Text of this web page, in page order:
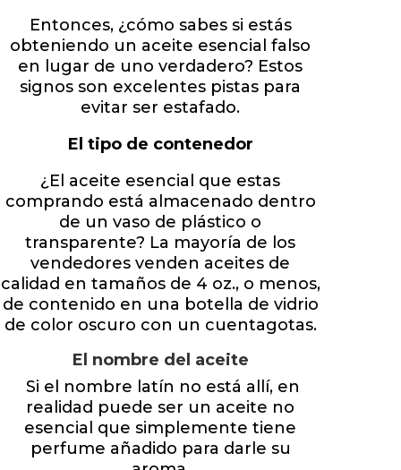
Entonces, ¿cómo sabes si estás
obteniendo un aceite esencial falso
en lugar de uno verdadero? Estos
signos son excelentes pistas para
evitar ser estafado.
El tipo de contenedor
¿El aceite esencial que estas
comprando está almacenado dentro
de un vaso de plástico o
transparente? La mayoría de los
vendedores venden aceites de
calidad en tamaños de 4 oz., o menos,
de contenido en una botella de vidrio
de color oscuro con un cuentagotas.
El nombre del aceite
Si el nombre latín no está allí, en
realidad puede ser un aceite no
esencial que simplemente tiene
perfume añadido para darle su